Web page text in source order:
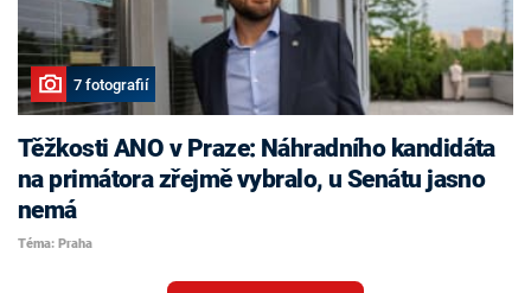
7 fotografií
Těžkosti ANO v Praze: Náhradního kandidáta
na primátora zřejmě vybralo, u Senátu jasno
nemá
Téma: Praha